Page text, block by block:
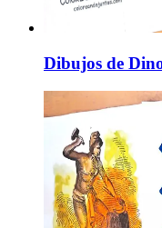
Dibujos de